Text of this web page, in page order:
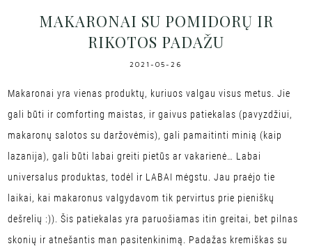
MAKARONAI SU POMIDORŲ IR
RIKOTOS PADAŽU
2021-05-26
Makaronai yra vienas produktų, kuriuos valgau visus metus. Jie
gali būti ir comforting maistas, ir gaivus patiekalas (pavyzdžiui,
makaronų salotos su daržovėmis), gali pamaitinti minią (kaip
lazanija), gali būti labai greiti pietūs ar vakarienė… Labai
universalus produktas, todėl ir LABAI mėgstu. Jau praėjo tie
laikai, kai makaronus valgydavom tik pervirtus prie pieniškų
dešrelių :)). Šis patiekalas yra paruošiamas itin greitai, bet pilnas
skonių ir atnešantis man pasitenkinimą. Padažas kremiškas su